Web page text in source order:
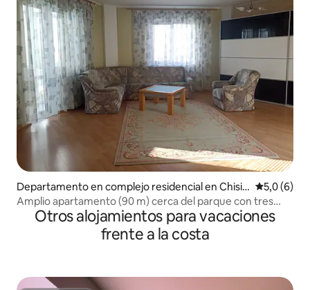
Departamento en complejo residencial en Chisin
áu
5,0 (6)
Amplio apartamento (90 m) cerca del parque con tres
lagosOtros alojamientos para vacaciones
frente a la costa